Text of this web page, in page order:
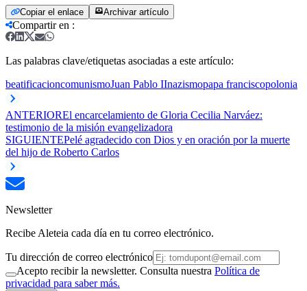
Copiar el enlace Archivar artículo
Compartir en :
Las palabras clave/etiquetas asociadas a este artículo:
beatificacioncomunismoJuan Pablo IInazismopapa franciscopolonia
ANTERIOREl encarcelamiento de Gloria Cecilia Narváez:
testimonio de la misión evangelizadora
SIGUIENTEPelé agradecido con Dios y en oración por la muerte
del hijo de Roberto Carlos
Newsletter
Recibe Aleteia cada día en tu correo electrónico.
Tu dirección de correo electrónico
Acepto recibir la newsletter. Consulta nuestra Política de
privacidad para saber más.